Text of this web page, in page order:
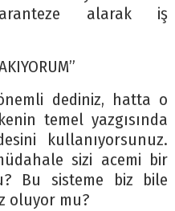
alarak iş
dediniz, hatta o
temel yazgısında
kullanıyorsunuz.
sizi acemi bir
Bu sisteme biz bile
oluyor mu?